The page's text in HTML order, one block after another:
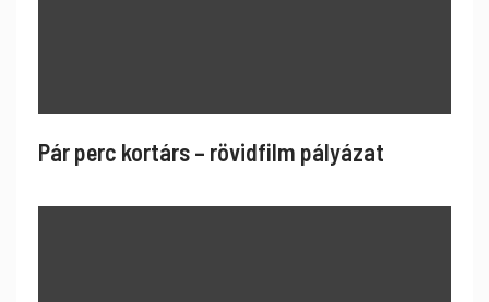
Pár perc kortárs – rövidfilm pályázat